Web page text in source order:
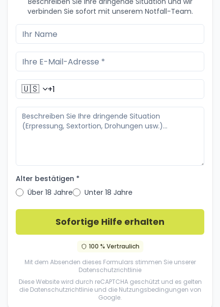
verbinden Sie sofort mit unserem Notfall-Team.
🇺🇸
Alter bestätigen *
Über 18 Jahre
Unter 18 Jahre
Sofortige Hilfe erhalten
100 % Vertraulich
Mit dem Absenden dieses Formulars stimmen Sie unserer
Datenschutzrichtlinie
Diese Website wird durch reCAPTCHA geschützt und es gelten
die Datenschutzrichtlinie und die Nutzungsbedingungen von
Google.